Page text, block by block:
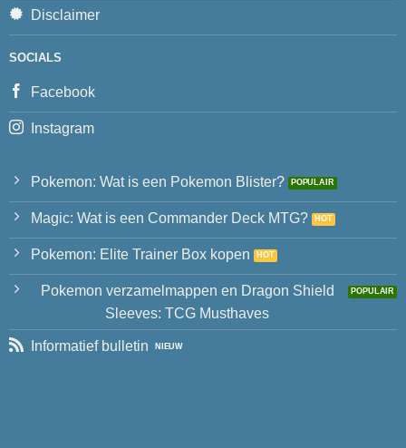
Disclaimer
SOCIALS
Facebook
Instagram
Pokemon: Wat is een Pokemon Blister?
Magic: Wat is een Commander Deck MTG?
Pokemon: Elite Trainer Box kopen
Pokemon verzamelmappen en Dragon Shield
Sleeves: TCG Musthaves
Informatief bulletin